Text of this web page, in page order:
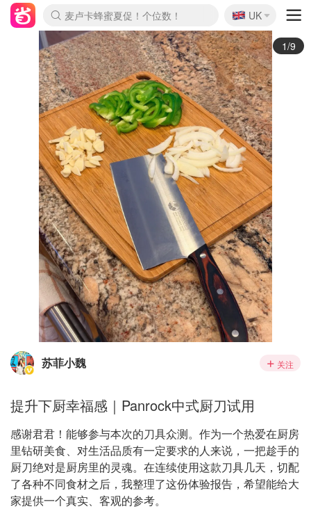
麦卢卡蜂蜜夏促！个位数！
Prada/Miu 4.8折！
啥？必胜客披萨5折！
🇬🇧
UK
2/9
苏菲小魏 关注
提升下厨幸福感｜Panrock中式厨刀试用
感谢君君！能够参与本次的刀具众测。作为一个热爱在厨房
里钻研美食、对生活品质有一定要求的人来说，一把趁手的
厨刀绝对是厨房里的灵魂。在连续使用这款刀具几天，切配
了各种不同食材之后，我整理了这份体验报告，希望能给大
家提供一个真实、客观的参考。